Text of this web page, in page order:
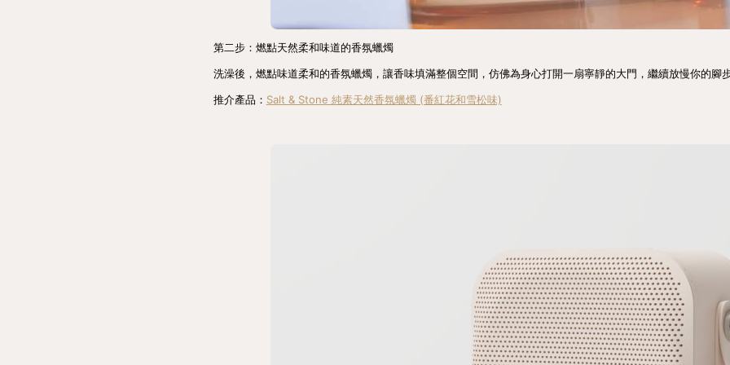
第二步：燃點天然柔和味道的香氛蠟燭
洗澡後，燃點味道柔和的香氛蠟燭，讓香味填滿整個空間，仿佛為身心打開一扇寧靜的大門，繼續放慢你的腳
推介產品： Salt & Stone 純素天然香氛蠟燭 (番紅花和雪松味)